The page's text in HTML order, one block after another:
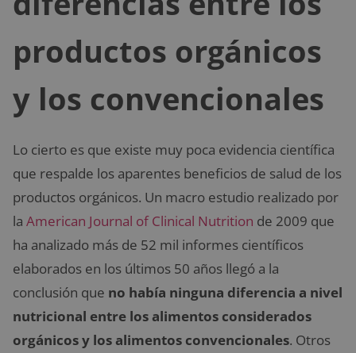
productos orgánicos
y los convencionales
Lo cierto es que existe muy poca evidencia científica
que respalde los aparentes beneficios de salud de los
productos orgánicos. Un macro estudio realizado por
la American Journal of Clinical Nutrition de 2009 que
ha analizado más de 52 mil informes científicos
elaborados en los últimos 50 años llegó a la
conclusión que no había ninguna diferencia a nivel
nutricional entre los alimentos considerados
orgánicos y los alimentos convencionales. Otros